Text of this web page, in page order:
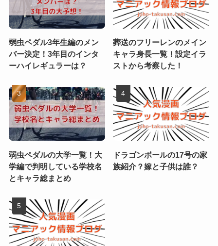
弱虫ペダル3年生編のメン
バー決定！3年目のインタ
ーハイレギュラーは？
葬送のフリーレンのメイン
キャラ身長一覧！設定イラ
ストから考察した！
弱虫ペダルの大学一覧！大
学編で判明している学校名
とキャラ総まとめ
ドラゴンボールの17号の家
族紹介？嫁と子供は誰？